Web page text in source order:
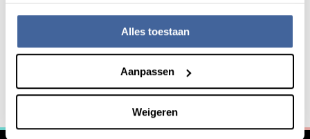
Alles toestaan
Aanpassen
Weigeren
verstrekken van gezondheidszorg of behandelingen
Algemene informatie
Benieuwd naar onze producten en diensten?